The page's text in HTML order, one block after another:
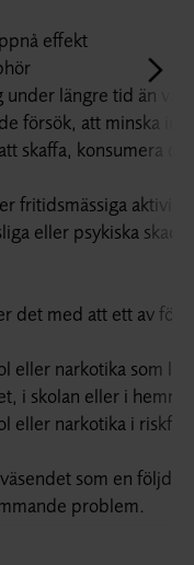
effekt
längre tid än vad
försök, att minska
skaffa, konsumera
fritidsmässiga
eller psykiska
det med att ett av
eller narkotika som
i skolan eller i
eller narkotika i
som en följd
problem.